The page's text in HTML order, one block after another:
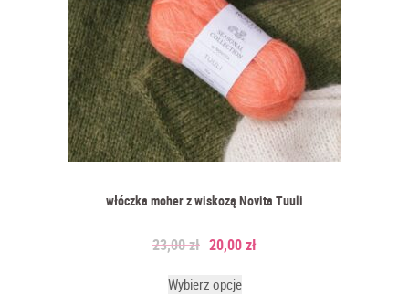
włóczka moher z wiskozą Novita Tuuli
23,00zł 20,00zł
Wybierz opcje